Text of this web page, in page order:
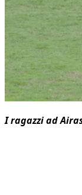
I ragazzi ad